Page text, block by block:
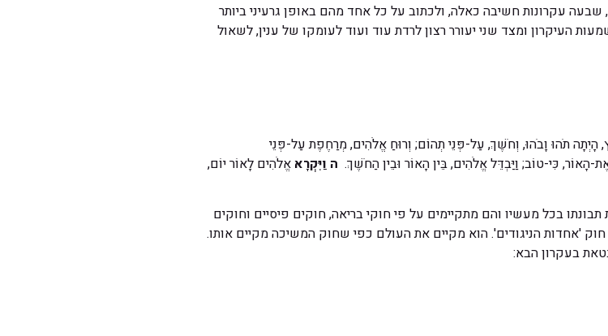
עקרונות חשיבה כאלה, ולכתוב על כל אחד מהם באופן גרעיני ביותר
העיקרון ומצד שני יעורר רצון לרדת עוד ועוד לעומקו של ענין, לשאול
הָיְתָה תֹהוּ וָבֹהוּ, וְחֹשֶׁךְ, עַל-פְּנֵי תְהוֹם; וְרוּחַ אֱלֹהִים, מְרַחֶפֶת עַל-פְּנֵי
הָאוֹר, כִּי-טוֹב; וַיַּבְדֵּל אֱלֹהִים, בֵּין הָאוֹר וּבֵין הַחֹשֶׁךְ. ה וַיִּקְרָאאֱלֹהִים לָאוֹר יוֹם,
בכל מעשיו והם מתקיימים על פי חוקי בריאה, חוקים פיסיים וחוקים
'אחדות הניגודים'. הוא מקיים את העולם כפי שחוק המשיכה מקיים אותו.
בעקרון הבא: